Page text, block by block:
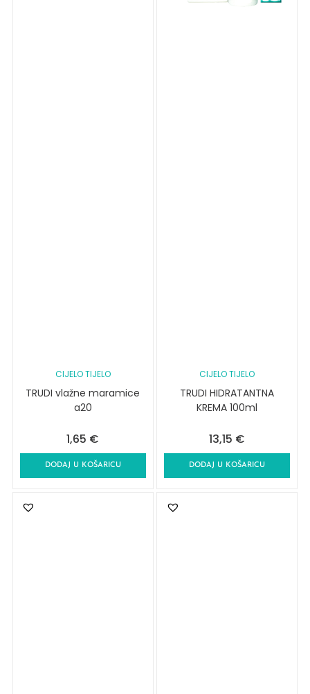
CIJELO TIJELO
TRUDI vlažne maramice
a20
1,65 €
DODAJ U KOŠARICU
CIJELO TIJELO
TRUDI HIDRATANTNA
KREMA 100ml
13,15 €
DODAJ U KOŠARICU